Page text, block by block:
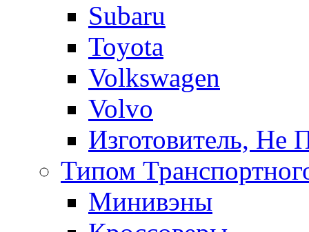
Subaru
Toyota
Volkswagen
Volvo
Изготовитель, Не
Типом
Минивэны